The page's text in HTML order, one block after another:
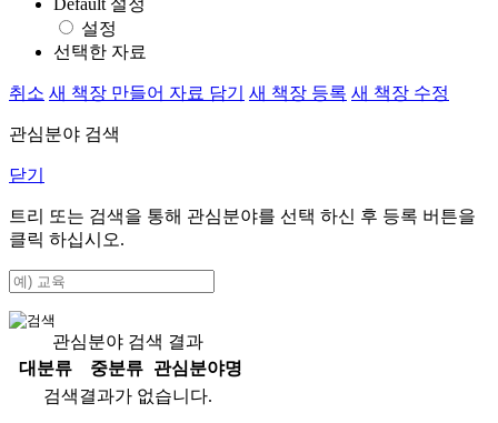
Default 설정
설정
선택한 자료
취소 새 책장 만들어 자료 담기 새 책장 등록 새 책장 수정
관심분야 검색
닫기
트리 또는 검색을 통해 관심분야를 선택 하신 후 등록 버튼을
클릭 하십시오.
관심분야 검색 결과
대분류
중분류
관심분야명
검색결과가 없습니다.